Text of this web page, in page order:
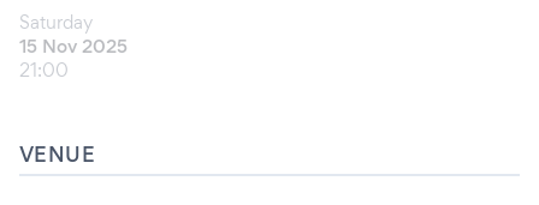
Saturday
15 Nov 2025
21:00
VENUE